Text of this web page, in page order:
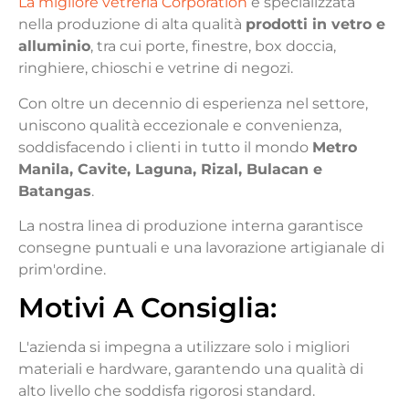
nella produzione di alta qualità prodotti in vetro e
alluminio, tra cui porte, finestre, box doccia,
ringhiere, chioschi e vetrine di negozi.
Con oltre un decennio di esperienza nel settore,
uniscono qualità eccezionale e convenienza,
soddisfacendo i clienti in tutto il mondo Metro
Manila, Cavite, Laguna, Rizal, Bulacan e
Batangas.
La nostra linea di produzione interna garantisce
consegne puntuali e una lavorazione artigianale di
prim'ordine.
Motivi A Consiglia:
L'azienda si impegna a utilizzare solo i migliori
materiali e hardware, garantendo una qualità di
alto livello che soddisfa rigorosi standard.